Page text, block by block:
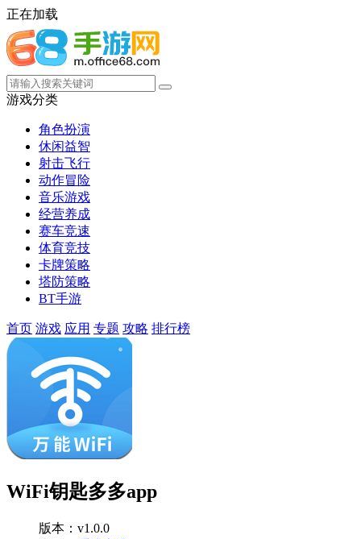
正在加载
游戏分类
角色扮演
休闲益智
射击飞行
动作冒险
音乐游戏
经营养成
赛车竞速
体育竞技
卡牌策略
塔防策略
BT手游
首页 游戏 应用 专题 攻略 排行榜
WiFi钥匙多多app
版本：v1.0.0